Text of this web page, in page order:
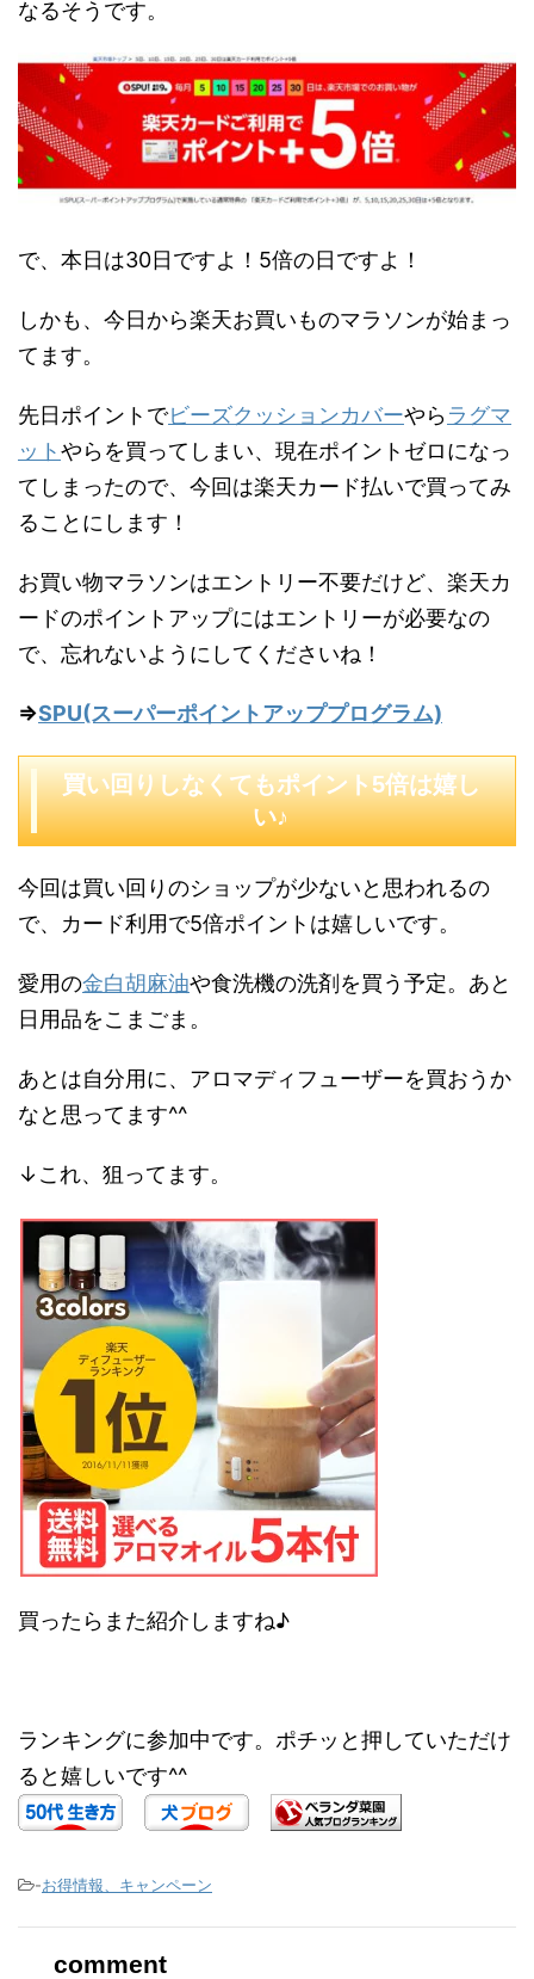
なるそうです。
で、本日は30日ですよ！5倍の日ですよ！
しかも、今日から楽天お買いものマラソンが始まっ
てます。
先日ポイントでビーズクッションカバーやらラグマ
ットやらを買ってしまい、現在ポイントゼロになっ
てしまったので、今回は楽天カード払いで買ってみ
ることにします！
お買い物マラソンはエントリー不要だけど、楽天カ
ードのポイントアップにはエントリーが必要なの
で、忘れないようにしてくださいね！
⇒SPU(スーパーポイントアッププログラム)
買い回りしなくてもポイント5倍は嬉し
い♪
今回は買い回りのショップが少ないと思われるの
で、カード利用で5倍ポイントは嬉しいです。
愛用の金白胡麻油や食洗機の洗剤を買う予定。あと
日用品をこまごま。
あとは自分用に、アロマディフューザーを買おうか
なと思ってます^^
↓これ、狙ってます。
買ったらまた紹介しますね♪
ランキングに参加中です。ポチッと押していただけ
ると嬉しいです^^
-お得情報、キャンペーン
comment